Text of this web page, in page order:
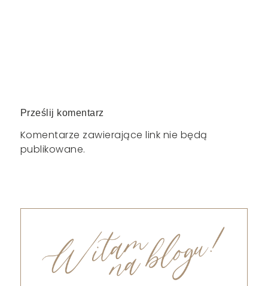
Prześlij komentarz
Komentarze zawierające link nie będą
publikowane.